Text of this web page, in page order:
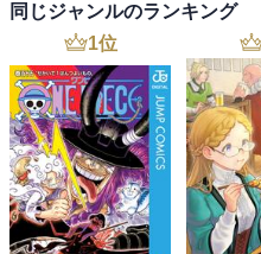
同じジャンルのランキング
1位